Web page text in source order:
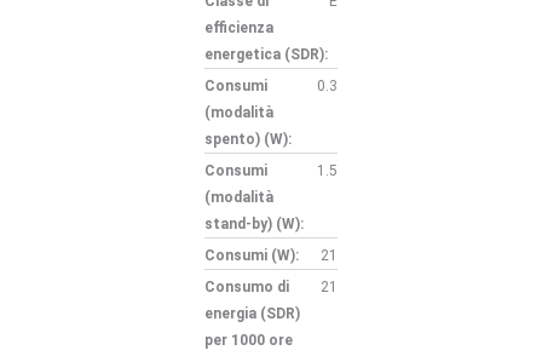
efficienza
energetica (SDR):
Consumi
(modalità
spento) (W):
0.3
Consumi
(modalità
stand-by) (W):
1.5
Consumi (W):
21
Consumo di
energia (SDR)
per 1000 ore
21